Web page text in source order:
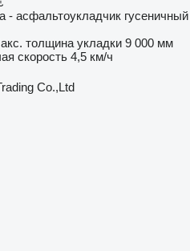
- асфальтоукладчик гусеничный
толщина укладки 9 000 мм
скорость 4,5 км/ч
Co.,Ltd